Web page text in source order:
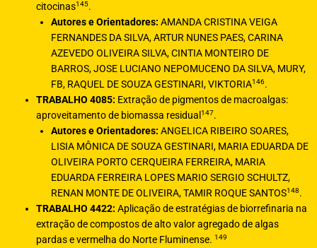
citocinas145.
Autores e Orientadores: AMANDA CRISTINA VEIGA
FERNANDES DA SILVA, ARTUR NUNES PAES, CARINA
AZEVEDO OLIVEIRA SILVA, CINTIA MONTEIRO DE
BARROS, JOSE LUCIANO NEPOMUCENO DA SILVA, MURY,
FB, RAQUEL DE SOUZA GESTINARI, VIKTORIA146.
TRABALHO 4085: Extração de pigmentos de macroalgas:
aproveitamento de biomassa residual147.
Autores e Orientadores: ANGELICA RIBEIRO SOARES,
LISIA MÔNICA DE SOUZA GESTINARI, MARIA EDUARDA DE
OLIVEIRA PORTO CERQUEIRA FERREIRA, MARIA
EDUARDA FERREIRA LOPES MARIO SERGIO SCHULTZ,
RENAN MONTE DE OLIVEIRA, TAMIR ROQUE SANTOS148.
TRABALHO 4422: Aplicação de estratégias de biorrefinaria na
extração de compostos de alto valor agregado de algas
pardas e vermelha do Norte Fluminense.149